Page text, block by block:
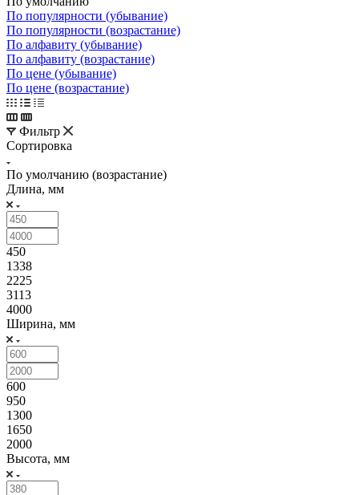
По популярности (убывание)
По популярности (возрастание)
По алфавиту (убывание)
По алфавиту (возрастание)
По цене (убывание)
По цене (возрастание)
Фильтр
Сортировка
По умолчанию (возрастание)
Длина, мм
450
1338
2225
3113
4000
Ширина, мм
600
950
1300
1650
2000
Высота, мм